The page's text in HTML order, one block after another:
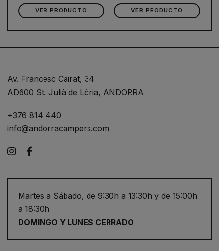
VER PRODUCTO VER PRODUCTO
Av. Francesc Cairat, 34
AD600 St. Julià de Lòria, ANDORRA
+376 814 440
info@andorracampers.com
Instagram
Martes a Sábado, de 9:30h a 13:30h y de 15:00h
a 18:30h
DOMINGO Y LUNES CERRADO